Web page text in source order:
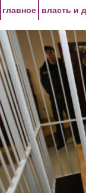
главное власть и